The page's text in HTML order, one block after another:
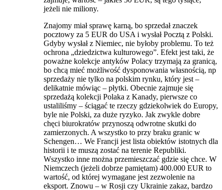
jeżeli nie miliony.
Znajomy miał sprawę karną, bo sprzedał znaczek
pocztowy za 5 EUR do USA i wysłał Pocztą z Polski.
Gdyby wysłał z Niemiec, nie byłoby problemu. To też
ochrona „dziedzictwa kulturowego”. Efekt jest taki, że
poważne kolekcje antyków Polacy trzymają za granicą,
bo chcą mieć możliwość dysponowania własnością, np
sprzedaży nie tylko na polskim rynku, który jest –
delikatnie mówiąc – płytki. Obecnie zajmuje się
sprzedażą kolekcji Polaka z Kanady, pierwsze co
ustaliliśmy – ściągać te rzeczy gdziekolwiek do Europy,
byle nie Polski, za duże ryzyko. Jak zwykle dobre
chęci biurokratów przynoszą odwrotne skutki do
zamierzonych. A wszystko to przy braku granic w
Schengen… We Francji jest lista obiektów istotnych dla
historii i te muszą zostać na terenie Republiki.
Wszystko inne można przemieszczać gdzie się chce. W
Niemczech (jeżeli dobrze pamiętam) 400.000 EUR to
wartość, od której wymagane jest zezwolenie na
eksport. Znowu – w Rosji czy Ukrainie zakaz, bardzo